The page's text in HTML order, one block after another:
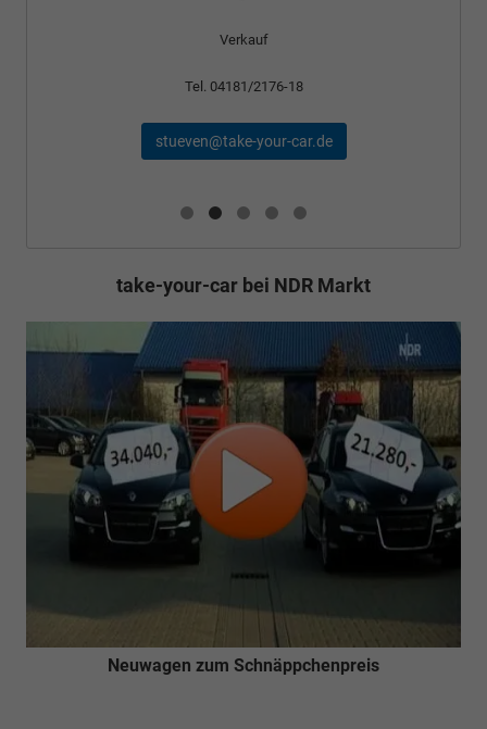
Verkauf
Tel. 04181/2176-18
stueven@take-your-car.de
take-your-car bei NDR Markt
Neuwagen zum Schnäppchenpreis